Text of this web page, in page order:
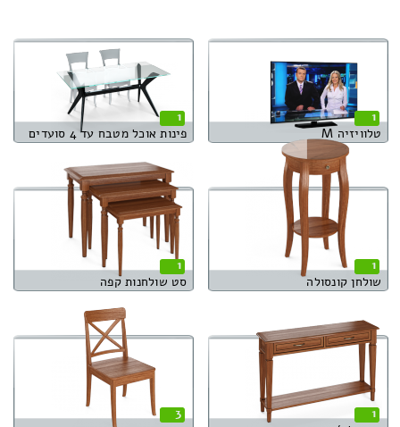
1
טלוויזיה M
1
פינות אוכל מטבח עד 4 סועדים
1
שולחן קונסולה
1
סט שולחנות קפה
1
3